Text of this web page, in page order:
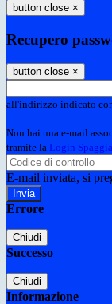
button close ×
Recupero
button close ×
all'indirizzo indicato
Non hai una e-mail
tramite la Login
E-mail inviata, si
Errore
Chiudi
Successo
Chiudi
Informazione